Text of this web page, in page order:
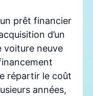
prêt financier
d’un
voiture neuve
répartir le coût
années,